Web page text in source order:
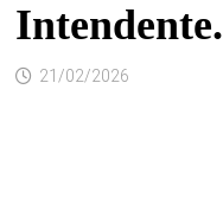
Intendente.
21/02/2026